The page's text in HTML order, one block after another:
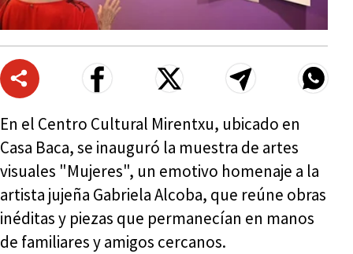
En el Centro Cultural Mirentxu, ubicado en
Casa Baca, se inauguró la muestra de artes
visuales "Mujeres", un emotivo homenaje a la
artista jujeña Gabriela Alcoba, que reúne obras
inéditas y piezas que permanecían en manos
de familiares y amigos cercanos.